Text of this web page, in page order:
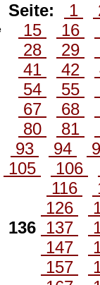
Seite: 1
15
16
28
29
41
42
54
55
67
68
80
81
93
94
105
106
116
126
136 137
147
157